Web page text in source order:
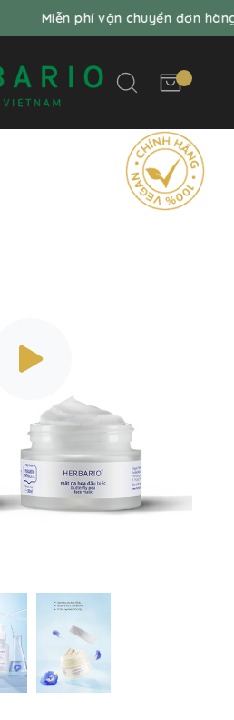
Miễn phí vận chuyển đơn hàng từ